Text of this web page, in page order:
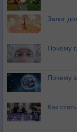
Залог
Почему
Почему
Как